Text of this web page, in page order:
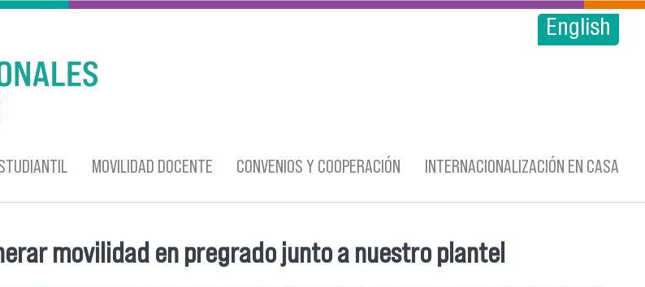
English
MOVILIDAD DOCENTE CONVENIOS Y COOPERACIÓN INTERNACIONALIZACIÓN EN CASA
movilidad en pregrado junto a nuestro plantel